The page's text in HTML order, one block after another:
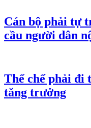
Cán bộ phải tự
cầu người dân
Thể chế phải đi
tăng trưởng